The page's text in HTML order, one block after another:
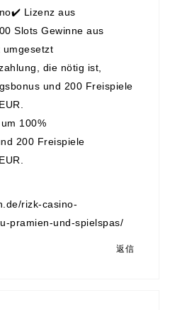
Lizenz aus
Slots Gewinne aus
umgesetzt
die nötig ist,
und 200 Freispiele
100%
200 Freispiele
rizk-casino-
pramien-und-spielspas/
返信